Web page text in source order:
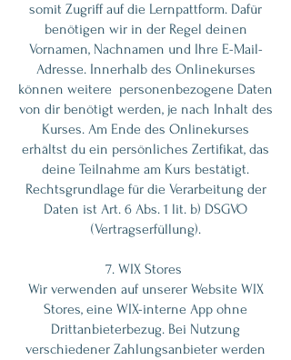
somit Zugriff auf die Lernpattform. Dafür
benötigen wir in der Regel deinen
Vornamen, Nachnamen und Ihre E-Mail-
Adresse. Innerhalb des Onlinekurses
können weitere personenbezogene Daten
von dir benötigt werden, je nach Inhalt des
Kurses. Am Ende des Onlinekurses
erhältst du ein persönliches Zertifikat, das
deine Teilnahme am Kurs bestätigt.
Rechtsgrundlage für die Verarbeitung der
Daten ist Art. 6 Abs. 1 lit. b) DSGVO
(Vertragserfüllung).
7. WIX Stores
Wir verwenden auf unserer Website WIX
Stores, eine WIX-interne App ohne
Drittanbieterbezug. Bei Nutzung
verschiedener Zahlungsanbieter werden